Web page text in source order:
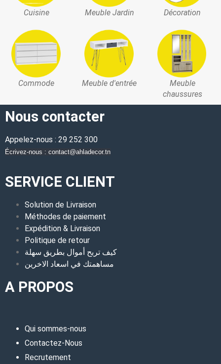
Cuisine Meuble Jardin Décoration
Commode Meuble d'entrée
Meuble
chaussures
Nous contacter
Appelez-nous : 29 252 300
Écrivez-nous : contact@ahladecor.tn
SERVICE CLIENT
Solution de Livraison
Méthodes de paiement
Expédition & Livraison
Politique de retour
كيف تربح أموال بطريق سهلة
مساهمتك في اسعاد الاخرين
A PROPOS
Qui sommes-nous
Contactez-Nous
Recrutement